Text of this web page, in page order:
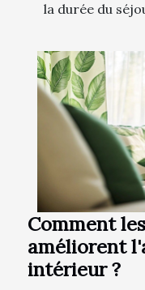
la durée du
Comment
améliorent
intérieur ?